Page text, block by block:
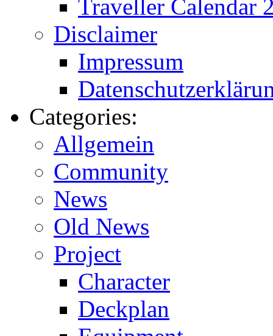
Traveller Calendar
Disclaimer
Impressum
Categories:
Allgemein
Community
News
Old News
Project
Character
Deckplan